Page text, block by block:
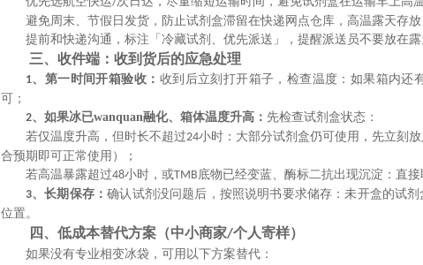
避免周末、节假日发货，防止试剂盒滞留在快递网点仓库，高温露天存放
提前和快递沟通，标注「冷藏试剂、优先派送」，提醒派送员不要放在
三、收件端：收到货后的应急处理
1、第一时间开箱验收‌： 收到后立刻打开箱子，检查温度：如果箱内还
可；
2、如果冰已wanquan融化、箱体温度升高‌： 先检查试剂盒状态：
若仅温度升高，但时长不超过24小时：大部分试剂盒仍可使用，先立刻放
合预期即可正常使用）；
若高温暴露超过48小时，或TMB底物已经变蓝、酶标二抗出现沉淀：直
3、长期保存‌：确认试剂没问题后，按照说明书要求储存：未开盒的试剂
位置。
四、低成本替代方案（中小商家/个人寄样）
如果没有专业相变冰袋，可用以下方案替代：